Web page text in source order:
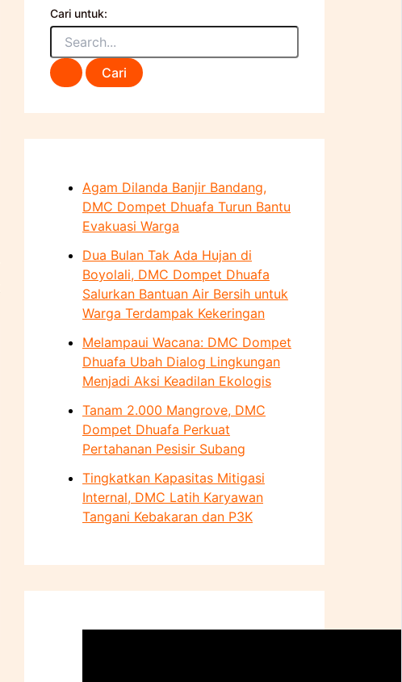
Cari untuk:
Agam Dilanda Banjir Bandang,
DMC Dompet Dhuafa Turun Bantu
Evakuasi Warga
Dua Bulan Tak Ada Hujan di
Boyolali, DMC Dompet Dhuafa
Salurkan Bantuan Air Bersih untuk
Warga Terdampak Kekeringan
Melampaui Wacana: DMC Dompet
Dhuafa Ubah Dialog Lingkungan
Menjadi Aksi Keadilan Ekologis
Tanam 2.000 Mangrove, DMC
Dompet Dhuafa Perkuat
Pertahanan Pesisir Subang
Tingkatkan Kapasitas Mitigasi
Internal, DMC Latih Karyawan
Tangani Kebakaran dan P3K